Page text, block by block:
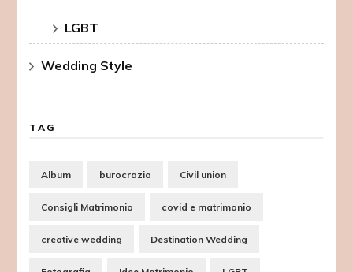
LGBT
Wedding Style
TAG
Album burocrazia Civil union
Consigli Matrimonio covid e matrimonio
creative wedding Destination Wedding